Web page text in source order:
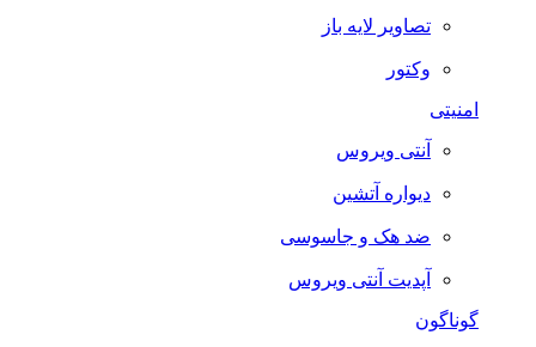
تصاویر لایه باز
وکتور
آنتی ویروس
دیواره آتشین
ضد هک و جاسوسی
آپدیت آنتی ویروس
گوناگون